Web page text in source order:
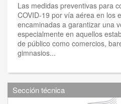
Las medidas preventivas para
COVID-19 por vía aérea en los
encaminadas a garantizar una
especialmente en aquellos
de público como comercios,
gimnasios...
Sección técnica